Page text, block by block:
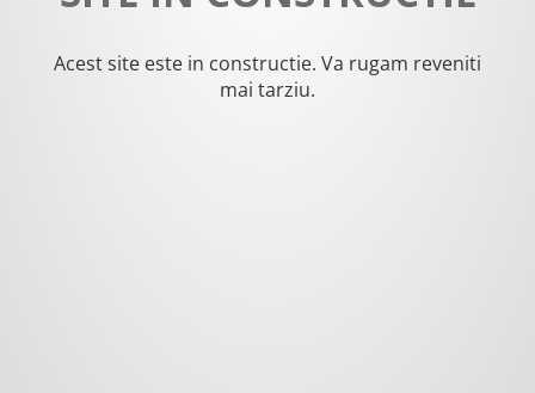
Acest site este in constructie. Va rugam reveniti
mai tarziu.